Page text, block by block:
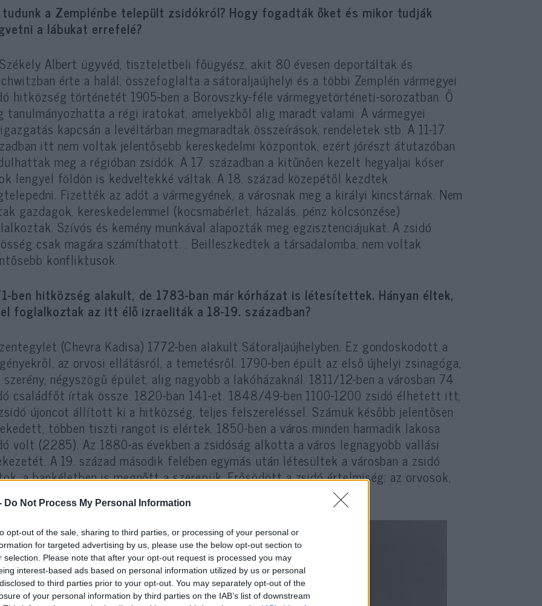
Do Not Process My Personal Information
opt-out of the sale, sharing to third parties, or processing of your personal or
for targeted advertising by us, please use the below opt-out section to
selection. Please note that after your opt-out request is processed you may
interest-based ads based on personal information utilized by us or personal
to third parties prior to your opt-out. You may separately opt-out of the
of your personal information by third parties on the IAB’s list of downstream
a Zemplénbe települt zsidókról? Hogy fogadták őket és mikor tudják
a lábukat errefelé?
Albert ügyvéd, tiszteletbeli főügyész, akit 80 évesen deportáltak és
érte a halál, összefoglalta a sátoraljaújhelyi és a többi Zemplén vármegyei
hitközség történetét 1905-ben a Borovszky-féle vármegyetörténeti-sorozatban. Ő
tanulmányozhatta a régi iratokat, amelyekből alig maradt valami. A vármegyei
kapcsán a levéltárban megmaradtak összeírások, rendeletek stb. A 11-17.
itt nem voltak jelentősebb kereskedelmi központok, ezért jórészt átutazóban
meg a régióban zsidók. A 17. században a kitűnően kezelt hegyaljai kóser
lengyel földön is kedveltekké váltak. A 18. század közepétől kezdtek
Fizették az adót a vármegyének, a városnak meg a királyi kincstárnak. Nem
gazdagok, kereskedelemmel (kocsmabérlet, házalás. pénz kölcsönzése)
Szívós és kemény munkával alapozták meg egzisztenciájukat. A zsidó
csak magára számíthatott. . Beilleszkedtek a társadalomba, nem voltak
konfliktusok.
ben hitközség alakult, de 1783-ban már kórházat is létesítettek. Hányan éltek,
foglalkoztak az itt élő izraeliták a 18-19. században?
(Chevra Kadisa) 1772-ben alakult Sátoraljaújhelyben. Ez gondoskodott a
az orvosi ellátásról, a temetésről. 1790-ben épült az első újhelyi zsinagóga,
szerény, négyszögű épület, alig nagyobb a lakóházaknál. 1811/12-ben a városban 74
családfőt írtak össze. 1820-ban 141-et. 1848/49-ben 1100-1200 zsidó élhetett itt,
újoncot állított ki a hitközség, teljes felszereléssel. Számuk később jelentősen
többen tiszti rangot is elértek. 1850-ben a város minden harmadik lakosa
volt (2285). Az 1880-as években a zsidóság alkotta a város legnagyobb vallási
A 19. század második felében egymás után létesültek a városban a zsidó
a bankéletben is megnőtt a szerepük. Erősödött a zsidó értelmiség: az orvosok,